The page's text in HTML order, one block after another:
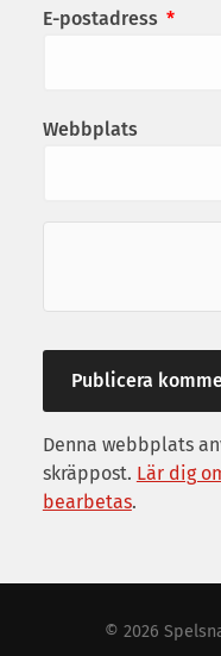
E-postadress *
Webbplats
Denna webbplats
skräppost. Lär dig
bearbetas.
© 2026